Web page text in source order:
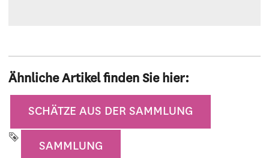
Ähnliche Artikel finden Sie hier:
Kategorie
SCHÄTZE AUS DER SAMMLUNG
SAMMLUNG